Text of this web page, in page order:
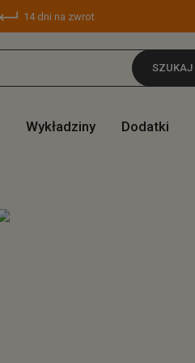
14 dni na zwrot
SZUKAJ
Wykładziny Dodatki